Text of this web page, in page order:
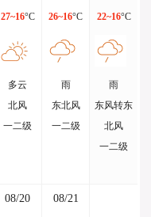
27~16°C
多云
北风
一二级
26~16°C
雨
东北风
一二级
22~16°C
雨
东风转东
北风
一二级
08/20 08/21